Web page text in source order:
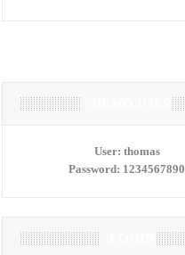
User:thomas
Password: 1234567890